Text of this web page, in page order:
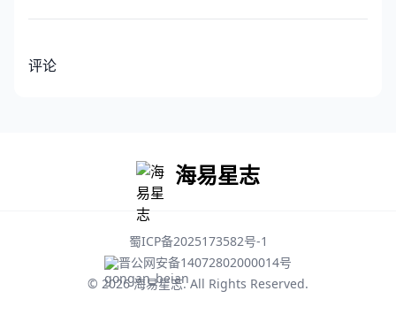
评论
海易星志
蜀ICP备2025173582号-1
晋公网安备14072802000014号
© 2026海易星志. All Rights Reserved.